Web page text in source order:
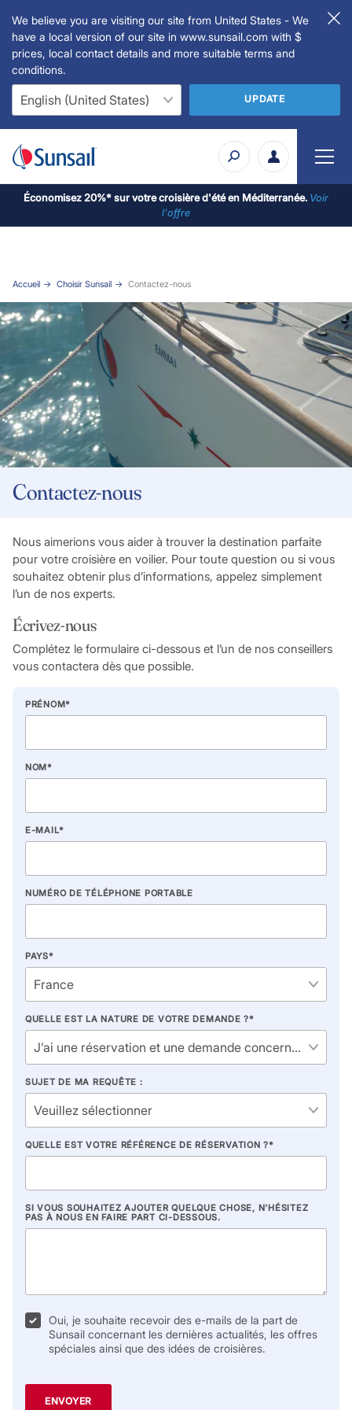
We believe you are visiting our site from United States - We
have a local version of our site in www.sunsail.com with $
prices, local contact details and more suitable terms and
conditions.
UPDATE
Économisez 20%* sur votre croisière d'été en Méditerranée. Voir
l'offre
Accueil Choisir Sunsail Contactez-nous
Contactez-nous
Nous aimerions vous aider à trouver la destination parfaite
pour votre croisière en voilier. Pour toute question ou si vous
souhaitez obtenir plus d’informations, appelez simplement
l’un de nos experts.
Écrivez-nous
Complétez le formulaire ci-dessous et l’un de nos conseillers
vous contactera dès que possible.
PRÉNOM*
NOM*
E-MAIL*
NUMÉRO DE TÉLÉPHONE PORTABLE
PAYS*
QUELLE EST LA NATURE DE VOTRE DEMANDE ?*
SUJET DE MA REQUÊTE :
QUELLE EST VOTRE RÉFÉRENCE DE RÉSERVATION ?*
SI VOUS SOUHAITEZ AJOUTER QUELQUE CHOSE, N'HÉSITEZ
PAS À NOUS EN FAIRE PART CI-DESSOUS.
Oui, je souhaite recevoir des e-mails de la part de
Sunsail concernant les dernières actualités, les offres
spéciales ainsi que des idées de croisières.